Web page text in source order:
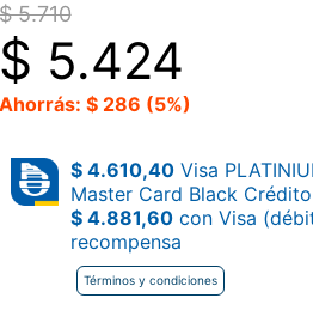
5.710
5.424
$ 286 (5%)
$ 4.610,40Visa
Master Card Black Crédito
$ 4.881,60con Visa
recompensa
Términos y condiciones